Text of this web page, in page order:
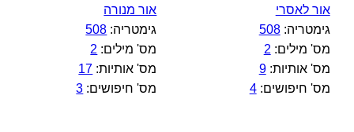
אור לאסרי
גימטריה:508
מס' מילים: 2
מס' אותיות:9
מס' חיפושים:4
אור מנורה
גימטריה: 508
מס' מילים: 2
מס' אותיות: 17
מס' חיפושים: 3